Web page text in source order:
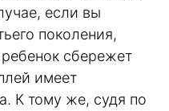
если вы
поколения,
сбережет
имеет
К тому же, судя по